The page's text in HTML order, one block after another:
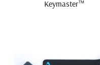
Keymaster™